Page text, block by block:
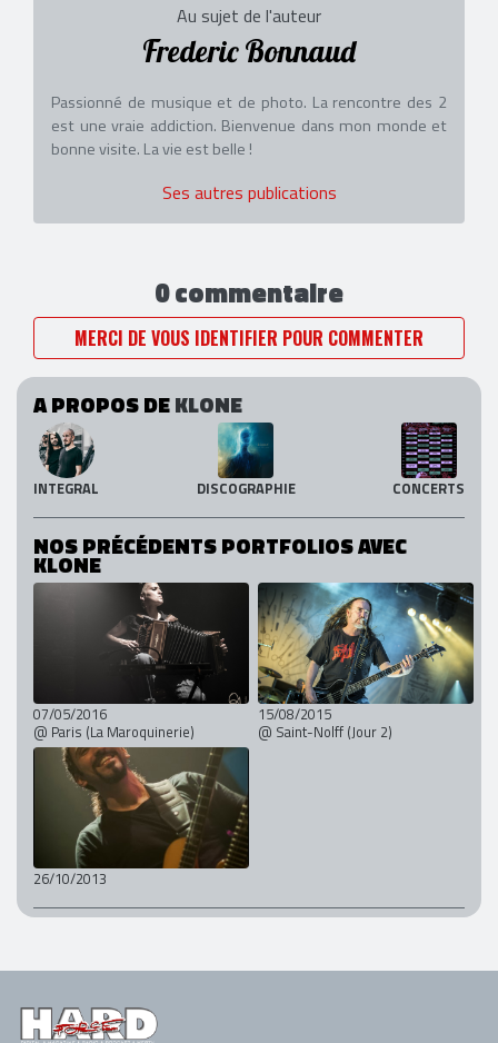
Au sujet de l'auteur
Frederic Bonnaud
Passionné de musique et de photo. La rencontre des 2
est une vraie addiction. Bienvenue dans mon monde et
bonne visite. La vie est belle !
Ses autres publications
0 commentaire
MERCI DE VOUS IDENTIFIER POUR COMMENTER
A PROPOS DEKLONE
INTEGRAL DISCOGRAPHIE CONCERTS
NOS PRÉCÉDENTS PORTFOLIOS AVEC
KLONE
07/05/2016
@ Paris (La Maroquinerie)
15/08/2015
@ Saint-Nolff (Jour 2)
26/10/2013